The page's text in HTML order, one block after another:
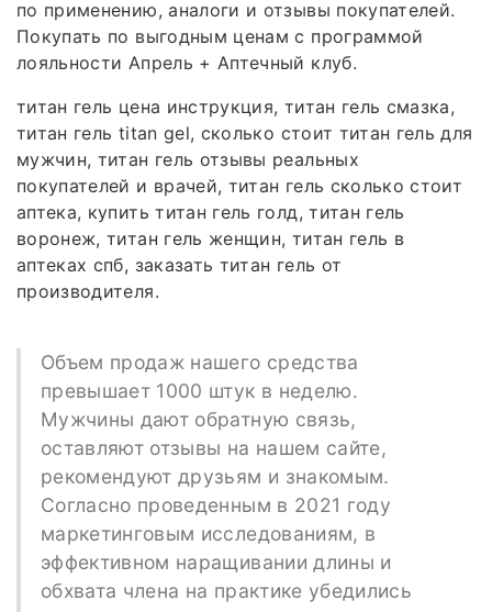
по применению, аналоги и отзывы покупателей.
Покупать по выгодным ценам с программой
лояльности Апрель + Аптечный клуб.
титан гель цена инструкция, титан гель смазка,
титан гель titan gel, сколько стоит титан гель для
мужчин, титан гель отзывы реальных
покупателей и врачей, титан гель сколько стоит
аптека, купить титан гель голд, титан гель
воронеж, титан гель женщин, титан гель в
аптеках спб, заказать титан гель от
производителя.
Объем продаж нашего средства
превышает 1000 штук в неделю.
Мужчины дают обратную связь,
оставляют отзывы на нашем сайте,
рекомендуют друзьям и знакомым.
Согласно проведенным в 2021 году
маркетинговым исследованиям, в
эффективном наращивании длины и
обхвата члена на практике убедились